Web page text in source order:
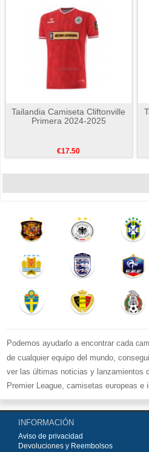
Tailandia Camiseta Cliftonville
Primera 2024-2025
€17.50
Podemos ayudarlo a encontrar cada
de cualquier equipo del mundo,
ver las últimas noticias y lanzamientos
Premier League, camisetas europeas e
fútbol y kits.
Comprecamisetas de fútbol baratas
más grande de Europa. ¡Grandes
de fútbol, ​​kits europeos e
INFORMACIÓN
Aviso de privacidad
Devoluciones y Reembolsos